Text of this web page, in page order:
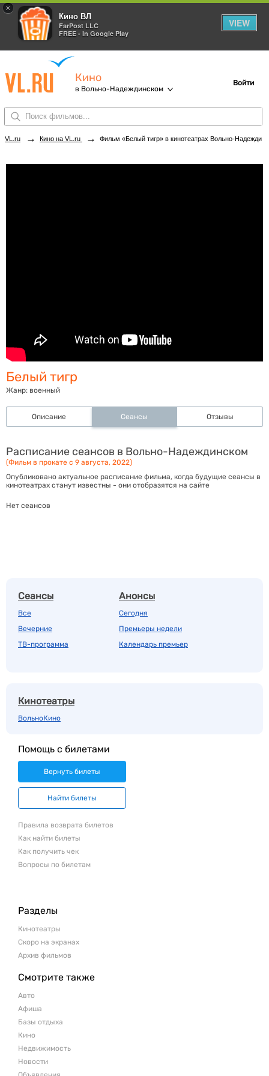
×
Кино ВЛ
FarPost LLC
FREE - In Google Play
VIEW
Кино
в Вольно-Надеждинском
Войти
VL.ru → Кино на VL.ru → Фильм «Белый тигр» в кинотеатрах Вольно-Надеждинского. Купить билеты!
Белый тигр
Жанр: военный
Описание Сеансы Отзывы
Расписание сеансов в Вольно-Надеждинском
(Фильм в прокате с 9 августа, 2022)
Опубликовано актуальное расписание фильма, когда будущие сеансы в
кинотеатрах станут известны - они отобразятся на сайте
Нет сеансов
Сеансы
Все
Вечерние
ТВ-программа
Анонсы
Сегодня
Премьеры недели
Календарь премьер
Кинотеатры
ВольноКино
Помощь с билетами
Вернуть билеты
Найти билеты
Правила возврата билетов
Как найти билеты
Как получить чек
Вопросы по билетам
Разделы
Кинотеатры
Скоро на экранах
Архив фильмов
Смотрите также
Авто
Афиша
Базы отдыха
Кино
Недвижимость
Новости